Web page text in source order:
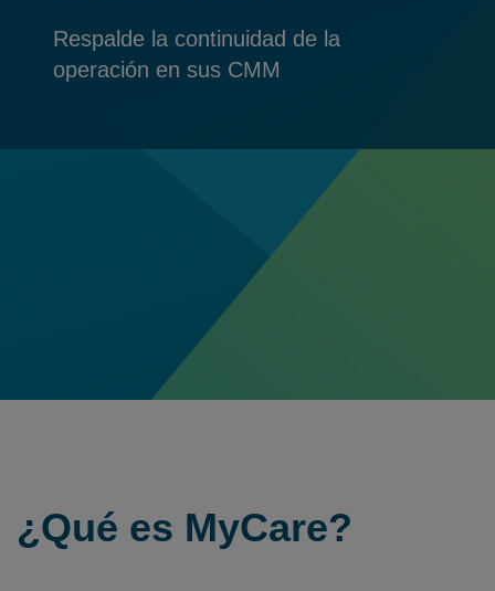
Respalde la continuidad de la
operación en sus CMM
¿Qué es MyCare?